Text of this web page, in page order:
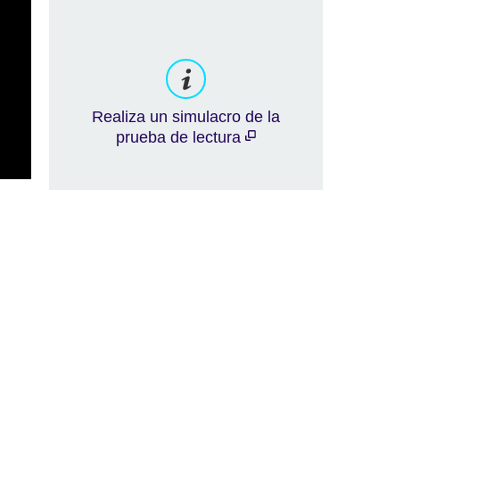
Realiza un simulacro de la
prueba de lectura